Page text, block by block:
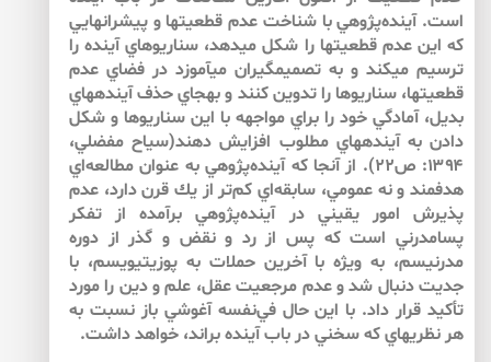
است. آينده‌پژوهي با شناخت عدم قطعيت­ها و پيشران­هايي
كه اين عدم قطعيت­ها را شكل مي­دهد، سناريوهاي آينده را
ترسيم مي­كند و به تصميم­گيران مي­آموزد در فضاي عدم
قطعيت­ها، سناريوها را تدوين كنند و به­جاي حذف آينده­هاي
بديل، آمادگي خود را براي مواجهه با اين سناريوها و شكل
دادن به آينده­هاي مطلوب افزايش دهند(سياح مفضلي،
۱۳۹۴: ص۲۲). از آنجا كه آينده‌پژوهي به عنوان مطالعه‌اي
هدفمند و نه عمومي، سابقه‌اي كم‌تر از يك قرن دارد، عدم
پذيرش امور يقيني در آينده‌پژوهي برآمده از تفكر
پسامدرني است كه پس از رد و نقض و گذر از دوره
مدرنيسم، به ويژه با آخرين حملات به پوزيتيويسم، با
جديت دنبال شد و عدم مرجعيت عقل، علم و دين را مورد
تأكيد قرار داد. با اين حال في‌نفسه آغوشي باز نسبت به
هر نظريه­اي كه سخني در باب آينده براند، خواهد داشت.